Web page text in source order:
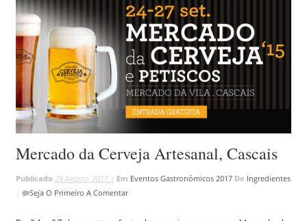
Mercado da Cerveja Artesanal, Cascais
Publicado 29 Agosto, 2017 | Em Eventos Gastronómicos 2017 De Ingredientes
Seja O Primeiro A Comentar